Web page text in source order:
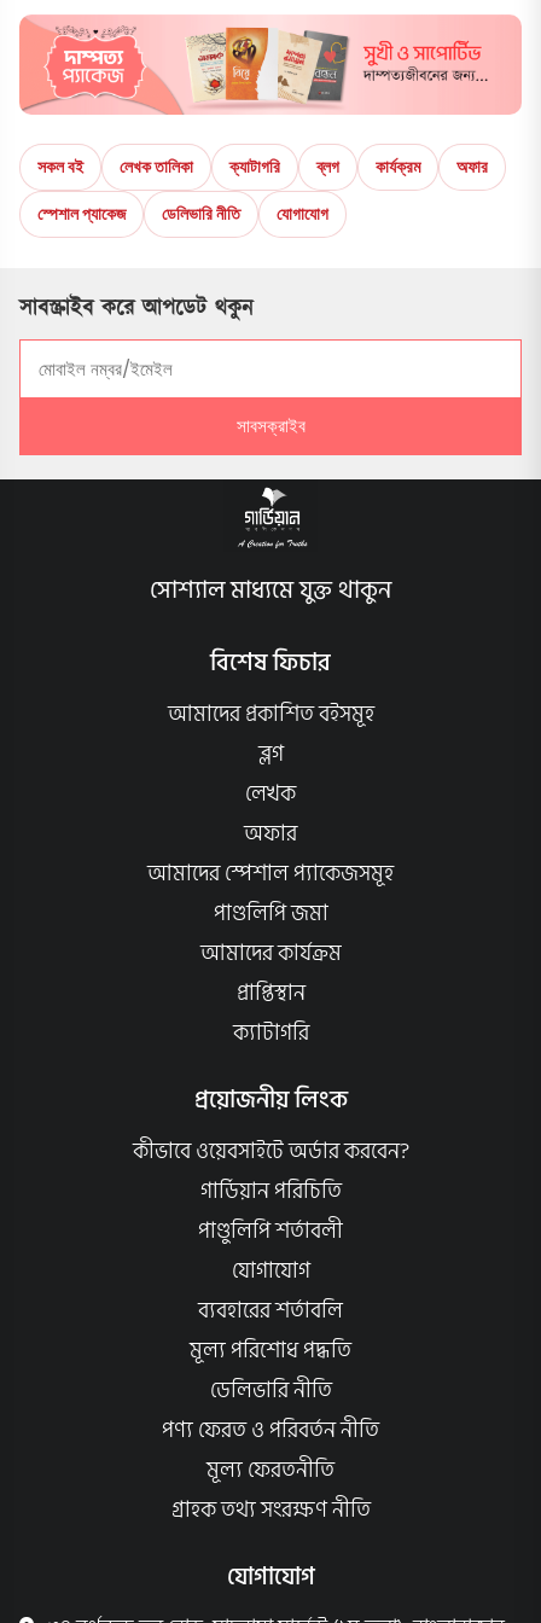
সকল বই লেখক তালিকা ক্যাটাগরি ব্লগ কার্যক্রম
অফার
স্পেশাল প্যাকেজ
ডেলিভারি নীতি যোগাযোগ
সাবস্ক্রাইব করে আপডেট থকুন
সাবসক্রাইব
সোশ্যাল মাধ্যমে যুক্ত থাকুন
বিশেষ ফিচার
আমাদের প্রকাশিত বইসমূহ
ব্লগ
লেখক
অফার
আমাদের স্পেশাল প্যাকেজসমূহ
পাণ্ডলিপি জমা
আমাদের কার্যক্রম
প্রাপ্তিস্থান
ক্যাটাগরি
প্রয়োজনীয় লিংক
কীভাবে ওয়েবসাইটে অর্ডার করবেন?
গার্ডিয়ান পরিচিতি
পাণ্ডুলিপি শর্তাবলী
যোগাযোগ
ব্যবহারের শর্তাবলি
মূল্য পরিশোধ পদ্ধতি
ডেলিভারি নীতি
পণ্য ফেরত ও পরিবর্তন নীতি
মূল্য ফেরতনীতি
গ্রাহক তথ্য সংরক্ষণ নীতি
যোগাযোগ